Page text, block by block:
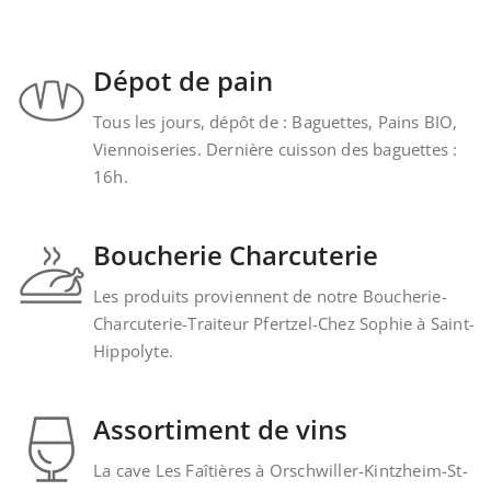
Dépot de pain
Tous les jours, dépôt de : Baguettes, Pains BIO,
Viennoiseries. Dernière cuisson des baguettes :
16h.
Boucherie Charcuterie
Les produits proviennent de notre Boucherie-
Charcuterie-Traiteur Pfertzel-Chez Sophie à Saint-
Hippolyte.
Assortiment de vins
La cave Les Faîtières à Orschwiller-Kintzheim-St-